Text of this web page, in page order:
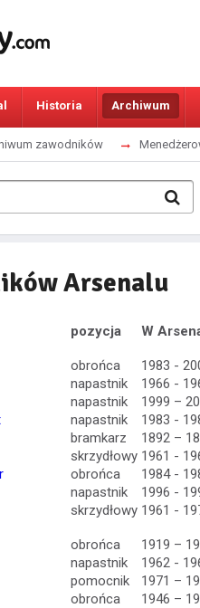
Historia Archiwum
zawodników
Arsenalu
pozycja W
obrońca 1983 -
napastnik 1966 -
napastnik 1999 –
napastnik 1983 -
bramkarz 1892 –
skrzydłowy 1961 -
obrońca 1984 -
napastnik 1996 -
skrzydłowy 1961 -
obrońca 1919 –
napastnik 1962 -
pomocnik 1971 –
obrońca 1946 –